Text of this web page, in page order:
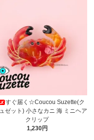
すぐ届く☆Coucou Suzette(ク
ゼット) 小さなカニ 海 ミニヘア
クリップ
1,230円